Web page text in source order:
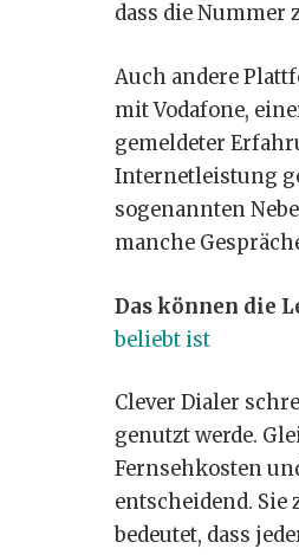
dass die
Auch andere
mit Vodafone,
gemeldeter
Internetleistung
sogenannten
manche
Das können die
beliebt ist
Clever Dialer
genutzt werde.
Fernsehkosten
entscheidend.
bedeutet, dass